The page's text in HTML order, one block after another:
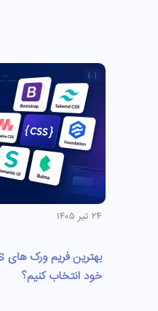
۲۴ تیر ۱۴۰۵
خود انتخاب کنیم؟